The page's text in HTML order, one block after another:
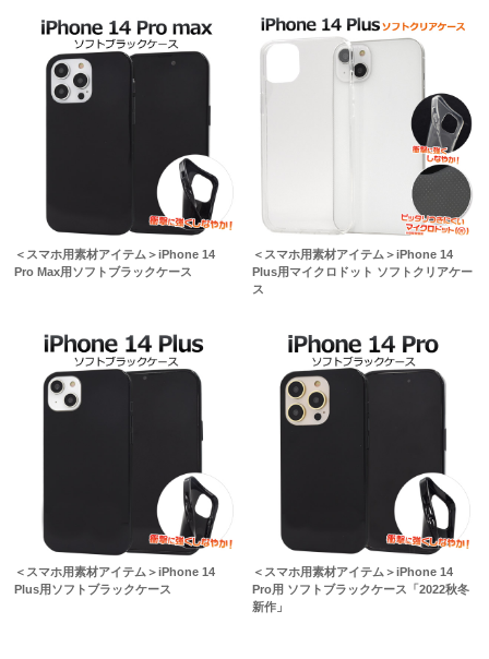
＜スマホ用素材アイテム＞iPhone 14
Pro Max用ソフトブラックケース
＜スマホ用素材アイテム＞iPhone 14
Plus用マイクロドット ソフトクリアケー
ス
＜スマホ用素材アイテム＞iPhone 14
Plus用ソフトブラックケース
＜スマホ用素材アイテム＞iPhone 14
Pro用 ソフトブラックケース「2022秋冬
新作」